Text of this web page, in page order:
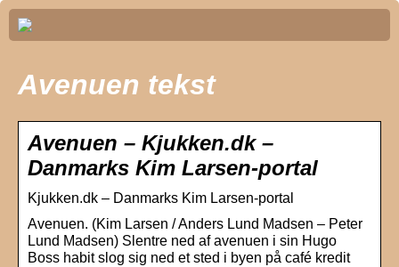
Avenuen tekst
Avenuen – Kjukken.dk –
Danmarks Kim Larsen-portal
Kjukken.dk – Danmarks Kim Larsen-portal
Avenuen. (Kim Larsen / Anders Lund Madsen – Peter
Lund Madsen) Slentre ned af avenuen i sin Hugo
Boss habit slog sig ned et sted i byen på café kredit